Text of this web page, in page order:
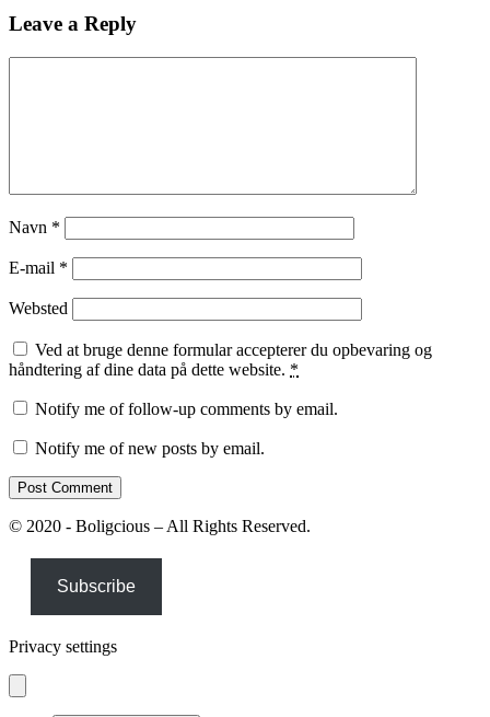
Leave a Reply
Navn *
E-mail *
Websted
Ved at bruge denne formular accepterer du opbevaring og
håndtering af dine data på dette website. *
Notify me of follow-up comments by email.
Notify me of new posts by email.
© 2020 - Boligcious – All Rights Reserved.
Subscribe
Privacy settings